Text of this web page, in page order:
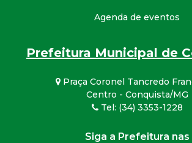
Agenda de eventos
Prefeitura Municipal de
Praça Coronel Tancredo
Centro - Conquista/MG
Tel: (34) 3353-1228
Siga a Prefeitura nas